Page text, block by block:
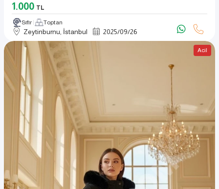
1.000 TL
Sıfır Toptan
Zeytinburnu, İstanbul 2025/09/26
Acil